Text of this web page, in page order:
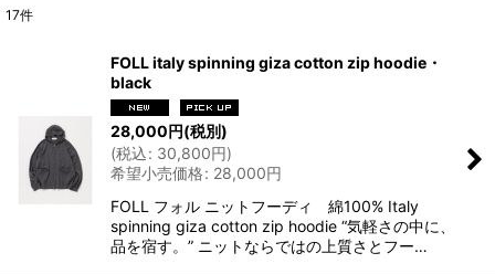
絞り込む
17件
FOLL italy spinning giza cotton zip hoodie・
black
28,000円(税別)
(税込: 30,800円)
希望小売価格: 28,000円
FOLL フォル ニットフーディ 綿100% Italy
spinning giza cotton zip hoodie “気軽さの中に、
品を宿す。” ニットならではの上質さとフー…